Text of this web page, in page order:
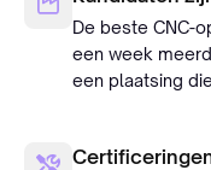
De beste CNC-
een week
een plaatsing